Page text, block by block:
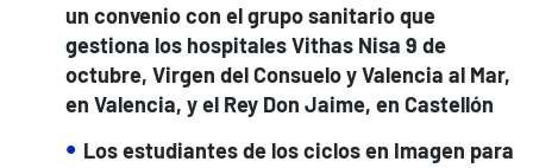
un convenio con el grupo sanitario que
gestiona los hospitales Vithas Nisa 9 de
octubre, Virgen del Consuelo y Valencia al Mar,
en Valencia, y el Rey Don Jaime, en Castellón
Los estudiantes de los ciclos en Imagen para